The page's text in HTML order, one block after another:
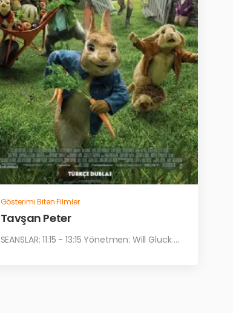
Gösterimi Biten Filmler
Tavşan Peter
SEANSLAR: 11:15 - 13:15 Yönetmen: Will Gluck ...